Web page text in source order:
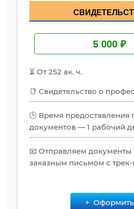
5 000 ₽
⏳ От 252 ак. ч.
📑 Свидетельство о
🕒 Время предоставления
документов — 1 рабочий
📧 Отправляем
заказным письмом с
Оформить